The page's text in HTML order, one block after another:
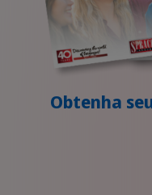
Obtenha